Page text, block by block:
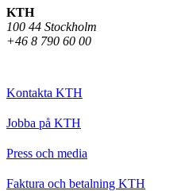
KTH
100 44 Stockholm
+46 8 790 60 00
Kontakta KTH
Jobba på KTH
Press och media
Faktura och betalning KTH